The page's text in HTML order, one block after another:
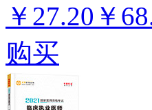
￥27.20 ￥
购买